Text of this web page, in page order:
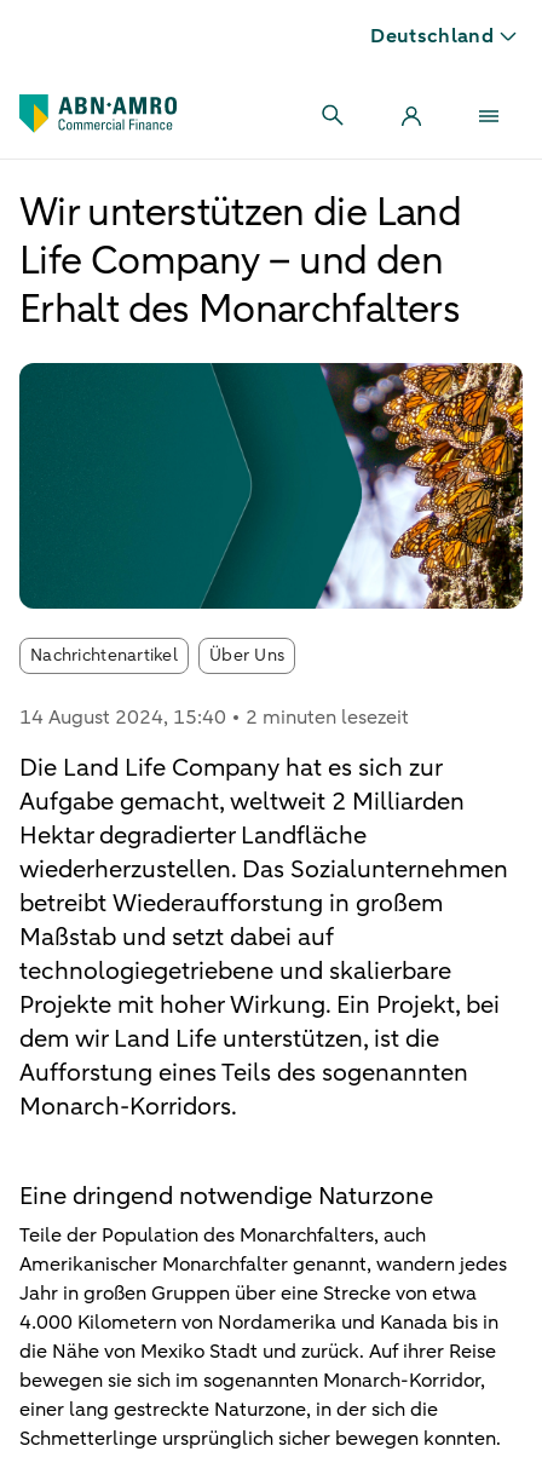
Deutschland
Wir unterstützen die Land
Life Company – und den
Erhalt des Monarchfalters
Nachrichtenartikel Article tags:
Über Uns
14 August 2024, 15:40 2 minuten lesezeit
Die Land Life Company hat es sich zur
Aufgabe gemacht, weltweit 2 Milliarden
Hektar degradierter Landfläche
wiederherzustellen. Das Sozialunternehmen
betreibt Wiederaufforstung in großem
Maßstab und setzt dabei auf
technologiegetriebene und skalierbare
Projekte mit hoher Wirkung. Ein Projekt, bei
dem wir Land Life unterstützen, ist die
Aufforstung eines Teils des sogenannten
Monarch-Korridors.
Eine dringend notwendige Naturzone
Teile der Population des Monarchfalters, auch
Amerikanischer Monarchfalter genannt, wandern jedes
Jahr in großen Gruppen über eine Strecke von etwa
4.000 Kilometern von Nordamerika und Kanada bis in
die Nähe von Mexiko Stadt und zurück. Auf ihrer Reise
bewegen sie sich im sogenannten Monarch-Korridor,
einer lang gestreckte Naturzone, in der sich die
Schmetterlinge ursprünglich sicher bewegen konnten.